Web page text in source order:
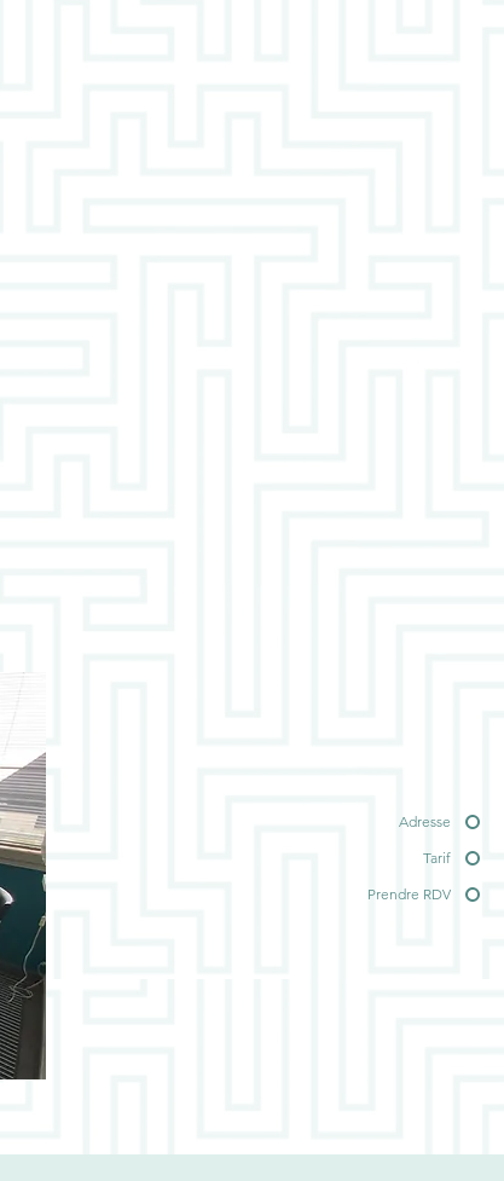
Adresse
Tarif
Prendre RDV